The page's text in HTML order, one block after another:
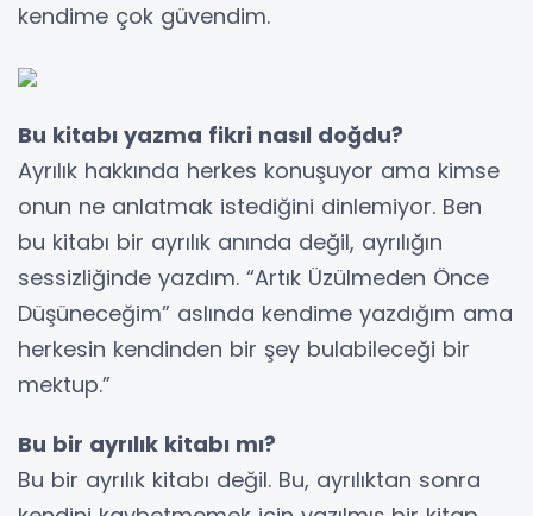
kendime çok güvendim.
Bu kitabı yazma fikri nasıl doğdu?
Ayrılık hakkında herkes konuşuyor ama kimse
onun ne anlatmak istediğini dinlemiyor. Ben
bu kitabı bir ayrılık anında değil, ayrılığın
sessizliğinde yazdım. “Artık Üzülmeden Önce
Düşüneceğim” aslında kendime yazdığım ama
herkesin kendinden bir şey bulabileceği bir
mektup.”
Bu bir ayrılık kitabı mı?
Bu bir ayrılık kitabı değil. Bu, ayrılıktan sonra